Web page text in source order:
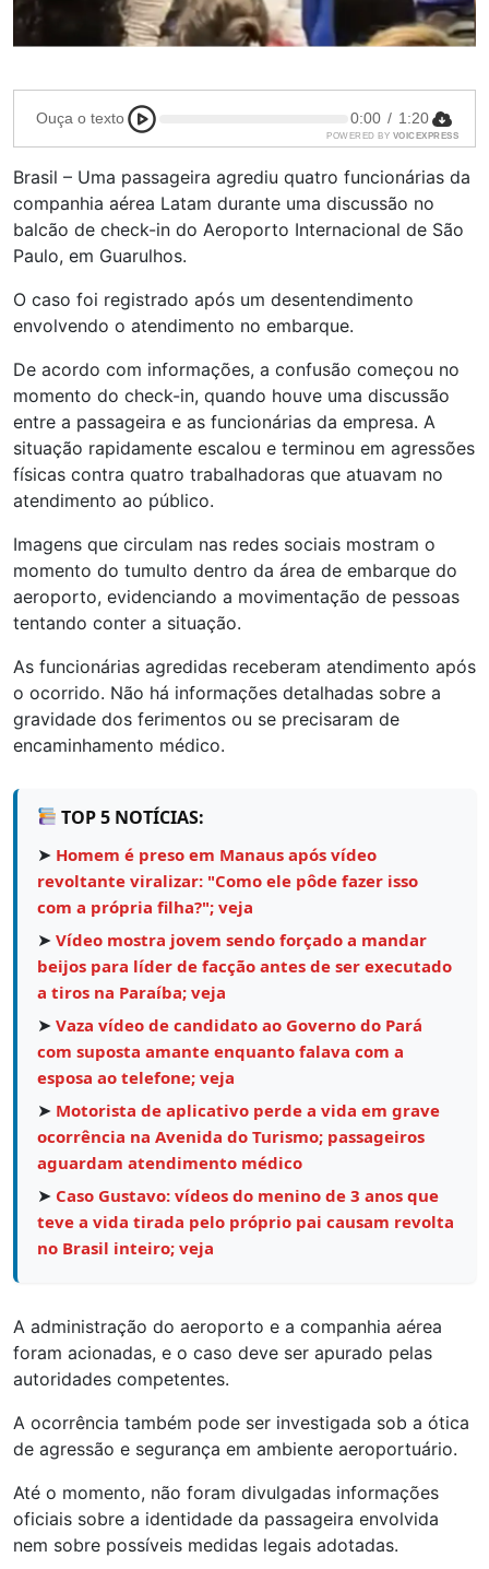
Ouça o texto 0:00 / 1:20
POWERED BY VOICEXPRESS
Brasil – Uma passageira agrediu quatro funcionárias da
companhia aérea Latam durante uma discussão no
balcão de check-in do Aeroporto Internacional de São
Paulo, em Guarulhos.
O caso foi registrado após um desentendimento
envolvendo o atendimento no embarque.
De acordo com informações, a confusão começou no
momento do check-in, quando houve uma discussão
entre a passageira e as funcionárias da empresa. A
situação rapidamente escalou e terminou em agressões
físicas contra quatro trabalhadoras que atuavam no
atendimento ao público.
Imagens que circulam nas redes sociais mostram o
momento do tumulto dentro da área de embarque do
aeroporto, evidenciando a movimentação de pessoas
tentando conter a situação.
As funcionárias agredidas receberam atendimento após
o ocorrido. Não há informações detalhadas sobre a
gravidade dos ferimentos ou se precisaram de
encaminhamento médico.
TOP 5 NOTÍCIAS:
➤ Homem é preso em Manaus após vídeo
revoltante viralizar: "Como ele pôde fazer isso
com a própria filha?"; veja
➤ Vídeo mostra jovem sendo forçado a mandar
beijos para líder de facção antes de ser executado
a tiros na Paraíba; veja
➤ Vaza vídeo de candidato ao Governo do Pará
com suposta amante enquanto falava com a
esposa ao telefone; veja
➤ Motorista de aplicativo perde a vida em grave
ocorrência na Avenida do Turismo; passageiros
aguardam atendimento médico
➤ Caso Gustavo: vídeos do menino de 3 anos que
teve a vida tirada pelo próprio pai causam revolta
no Brasil inteiro; veja
A administração do aeroporto e a companhia aérea
foram acionadas, e o caso deve ser apurado pelas
autoridades competentes.
A ocorrência também pode ser investigada sob a ótica
de agressão e segurança em ambiente aeroportuário.
Até o momento, não foram divulgadas informações
oficiais sobre a identidade da passageira envolvida
nem sobre possíveis medidas legais adotadas.